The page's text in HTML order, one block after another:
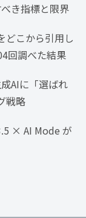
き指標と限界
どこから引用し
回調べた結果
AIに「選ばれ
戦略
× AI Mode が